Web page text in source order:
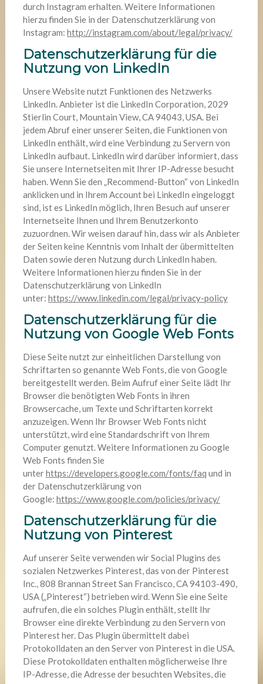
durch Instagram erhalten. Weitere Informationen
hierzu finden Sie in der Datenschutzerklärung von
Instagram: http://instagram.com/about/legal/privacy/
Datenschutzerklärung für die
Nutzung von LinkedIn
Unsere Website nutzt Funktionen des Netzwerks
LinkedIn. Anbieter ist die LinkedIn Corporation, 2029
Stierlin Court, Mountain View, CA 94043, USA. Bei
jedem Abruf einer unserer Seiten, die Funktionen von
LinkedIn enthält, wird eine Verbindung zu Servern von
LinkedIn aufbaut. LinkedIn wird darüber informiert, dass
Sie unsere Internetseiten mit Ihrer IP-Adresse besucht
haben. Wenn Sie den „Recommend-Button“ von LinkedIn
anklicken und in Ihrem Account bei LinkedIn eingeloggt
sind, ist es LinkedIn möglich, Ihren Besuch auf unserer
Internetseite Ihnen und Ihrem Benutzerkonto
zuzuordnen. Wir weisen darauf hin, dass wir als Anbieter
der Seiten keine Kenntnis vom Inhalt der übermittelten
Daten sowie deren Nutzung durch LinkedIn haben.
Weitere Informationen hierzu finden Sie in der
Datenschutzerklärung von LinkedIn
unter: https://www.linkedin.com/legal/privacy-policy
Datenschutzerklärung für die
Nutzung von Google Web Fonts
Diese Seite nutzt zur einheitlichen Darstellung von
Schriftarten so genannte Web Fonts, die von Google
bereitgestellt werden. Beim Aufruf einer Seite lädt Ihr
Browser die benötigten Web Fonts in ihren
Browsercache, um Texte und Schriftarten korrekt
anzuzeigen. Wenn Ihr Browser Web Fonts nicht
unterstützt, wird eine Standardschrift von Ihrem
Computer genutzt. Weitere Informationen zu Google
Web Fonts finden Sie
unterhttps://developers.google.com/fonts/faq und in
der Datenschutzerklärung von
Google: https://www.google.com/policies/privacy/
Datenschutzerklärung für die
Nutzung von Pinterest
Auf unserer Seite verwenden wir Social Plugins des
sozialen Netzwerkes Pinterest, das von der Pinterest
Inc., 808 Brannan Street San Francisco, CA 94103-490,
USA („Pinterest“) betrieben wird. Wenn Sie eine Seite
aufrufen, die ein solches Plugin enthält, stellt Ihr
Browser eine direkte Verbindung zu den Servern von
Pinterest her. Das Plugin übermittelt dabei
Protokolldaten an den Server von Pinterest in die USA.
Diese Protokolldaten enthalten möglicherweise Ihre
IP-Adresse, die Adresse der besuchten Websites, die